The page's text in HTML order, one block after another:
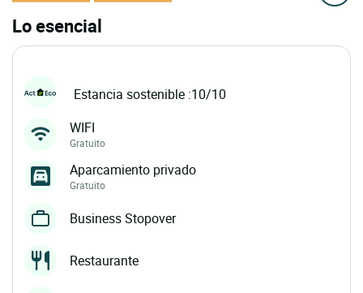
Lo esencial
Estancia sostenible :10/10
WIFI
Gratuito
Aparcamiento privado
Gratuito
Business Stopover
Restaurante